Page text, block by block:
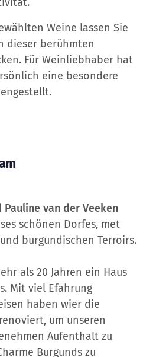
Weine lassen Sie
dieser berühmten
Für Weinliebhaber hat
eine besondere
Pauline van der Veeken
schönen Dorfes, met
burgundischen Terroirs.
als 20 Jahren ein Haus
Mit viel Efahrung
haben wier die
um unseren
Aufenthalt zu
Burgunds zu